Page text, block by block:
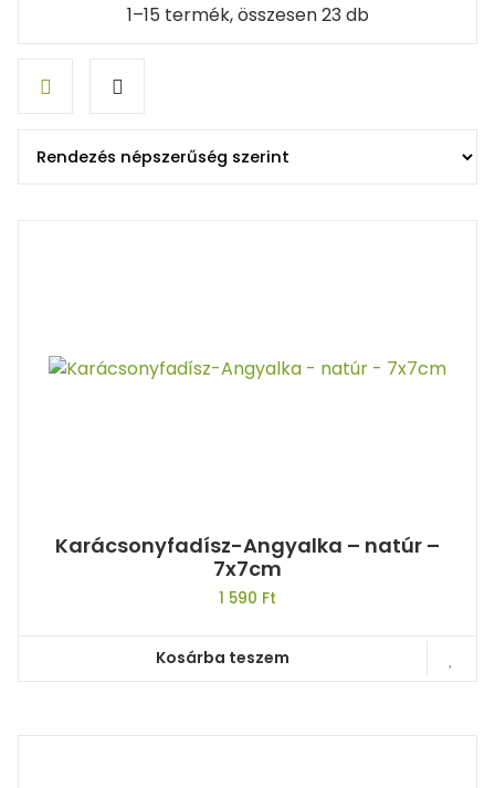
1–15 termék, összesen 23 dbSorted
Karácsonyfadísz-Angyalka – natúr –
7x7cm
1 590 Ft
Kosárba teszem